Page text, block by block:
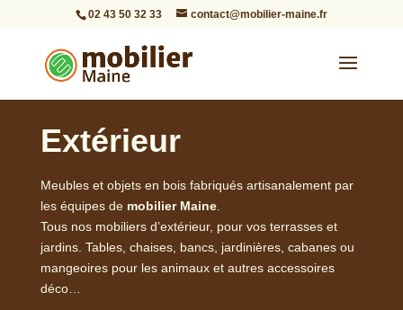
02 43 50 32 33 contact@mobilier-maine.fr
Extérieur
Meubles et objets en bois fabriqués artisanalement par
les équipes de mobilier Maine.
Tous nos mobiliers d’extérieur, pour vos terrasses et
jardins. Tables, chaises, bancs, jardinières, cabanes ou
mangeoires pour les animaux et autres accessoires
déco…